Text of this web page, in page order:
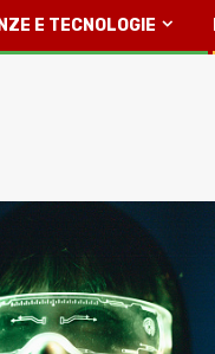
E TECNOLOGIE